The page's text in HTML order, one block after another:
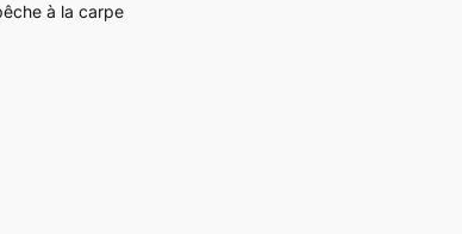
à la carpe